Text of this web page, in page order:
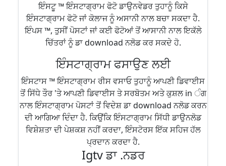
ਇੰਸਟੂ ™ ਇੰਸਟਾਗ੍ਰਾਮ ਫੋਟੋ ਡਾਉਨਵੇਡਰ ਤੁਹਾਨੂੰ ਕਿਸੇ
ਇੰਸਟਾਗ੍ਰਾਮ ਫੋਟੋ ਜਾਂ ਕੋਲਾਜ ਨੂੰ ਅਸਾਨੀ ਨਾਲ ਬਚਾ ਸਕਦਾ ਹੈ.
ਇੰਪਸ ™, ਤੁਸੀਂ ਪੋਸਟਾਂ ਜਾਂ ਕਈ ਫੋਟੋਆਂ ਤੋਂ ਆਸਾਨੀ ਨਾਲ ਇਕੱਲੇ
ਚਿੱਤਰਾਂ ਨੂੰ ਡਾ download ਨਲੋਡ ਕਰ ਸਕਦੇ ਹੋ.
ਇੰਸਟਾਗ੍ਰਾਮ ਫਸਾਉਣ ਲਈ
ਇੰਸਟਾਸ ™ ਇੰਸਟਾਗ੍ਰਾਮ ਰੀਸ ਵਸਾਓ ਤੁਹਾਨੂੰ ਆਪਣੀ ਡਿਵਾਈਸ
ਤੋਂ ਸਿੱਧੇ ਤੌਰ 'ਤੇ ਆਪਣੀ ਡਿਵਾਈਸ ਤੇ ਸਰਬੋਤਮ ਅਤੇ ਕੁਸ਼ਲ in ੰਗ
ਨਾਲ ਇੰਸਟਾਗ੍ਰਾਮ ਪੋਸਟਾਂ ਤੋਂ ਵਿਦੇਸ਼ ਡਾ download ਨਲੋਡ ਕਰਨ
ਦੀ ਆਗਿਆ ਦਿੰਦਾ ਹੈ. ਕਿਉਂਕਿ ਇੰਸਟਾਗ੍ਰਾਮ ਸਿੱਧੀ ਡਾਉਨਲੋਡ
ਵਿਸ਼ੇਸ਼ਤਾ ਦੀ ਪੇਸ਼ਕਸ਼ ਨਹੀਂ ਕਰਦਾ, ਇੰਸਟੋਰਸ ਇੱਕ ਸਹਿਜ ਹੱਲ
ਪ੍ਰਦਾਨ ਕਰਦਾ ਹੈ.
Igtv ਡਾ .ਨਡਰ